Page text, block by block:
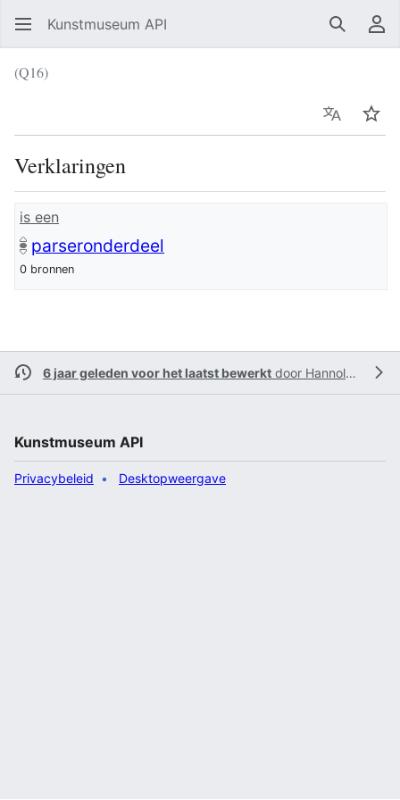
Kunstmuseum API Zoeken
(Q16)
Taal
Verklaringen
is een
parseronderdeel
0 bronnen
6 jaar geleden voor het laatst bewerkt door Hannolans
Kunstmuseum API
Privacybeleid Desktopweergave